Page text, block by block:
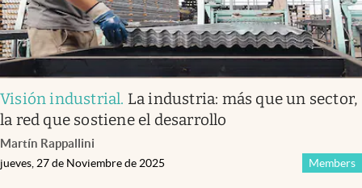
Visión industrial. La industria: más que un sector,
la red que sostiene el desarrollo
Martín Rappallini
Members
jueves, 27 de Noviembre de 2025